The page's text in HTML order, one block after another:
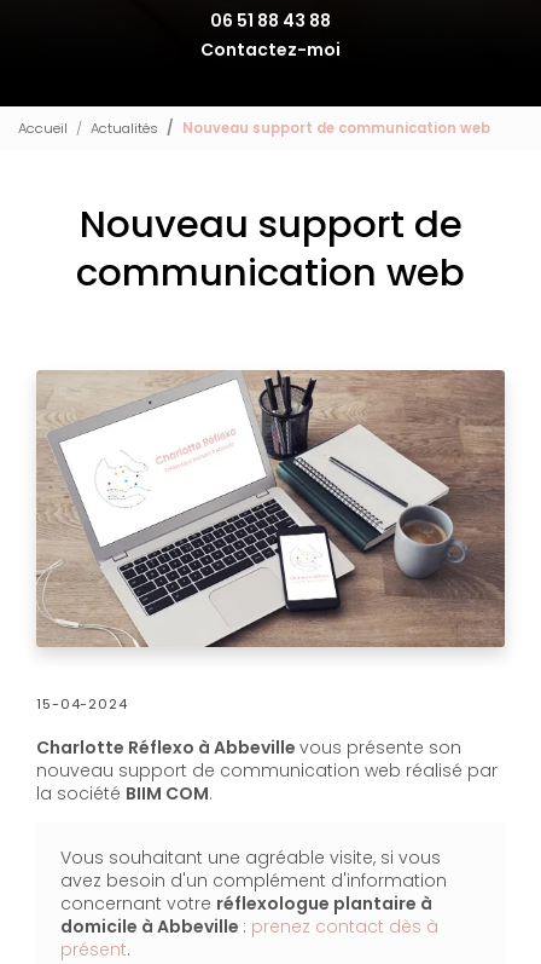
06 51 88 43 88
Contactez-moi
Accueil Actualités Nouveau support de communication web
Nouveau support de
communication web
15-04-2024
Charlotte Réflexo à Abbeville vous présente son
nouveau support de communication web réalisé par
la société BIIM COM.
Vous souhaitant une agréable visite, si vous
avez besoin d'un complément d'information
concernant votre réflexologue plantaire à
domicile à Abbeville : prenez contact dès à
présent.